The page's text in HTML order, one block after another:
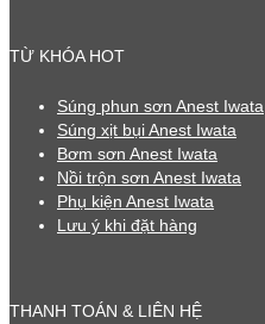
TỪ KHÓA HOT
Súng phun sơn Anest Iwata
Súng xịt bụi Anest Iwata
Bơm sơn Anest Iwata
Nồi trộn sơn Anest Iwata
Phụ kiện Anest Iwata
Lưu ý khi đặt hàng
THANH TOÁN & LIÊN HỆ